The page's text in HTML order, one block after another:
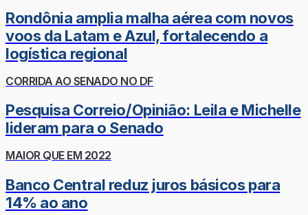
Rondônia amplia malha aérea com novos
voos da Latam e Azul, fortalecendo a
logística regional
CORRIDA AO SENADO NO DF
Pesquisa Correio/Opinião: Leila e Michelle
lideram para o Senado
MAIOR QUE EM 2022
Banco Central reduz juros básicos para
14% ao ano